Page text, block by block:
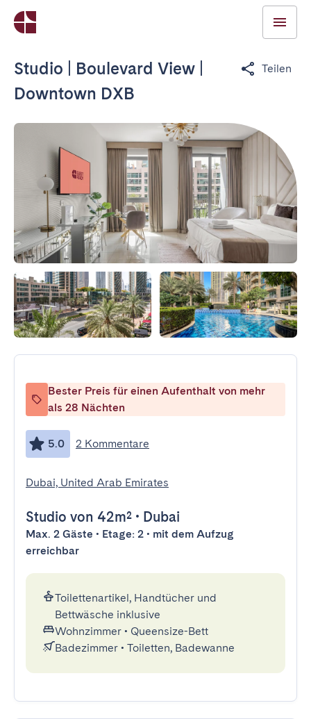
Studio | Boulevard View |
Downtown DXB
Teilen
Bester Preis für einen Aufenthalt von mehr
als 28 Nächten
5.0 2 Kommentare
Dubai, United Arab Emirates
Studio von 42m² • Dubai
Max. 2 Gäste • Etage: 2 • mit dem Aufzug
erreichbar
Toilettenartikel, Handtücher und
Bettwäsche inklusive
Wohnzimmer • Queensize-Bett
Badezimmer • Toiletten, Badewanne